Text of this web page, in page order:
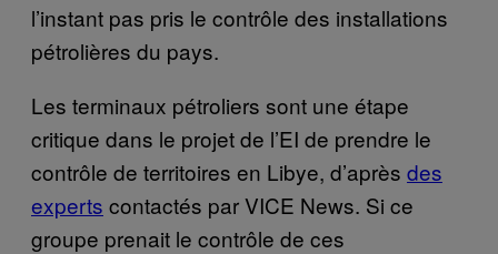
l’instant pas pris le contrôle des installations
pétrolières du pays.
Les terminaux pétroliers sont une étape
critique dans le projet de l’EI de prendre le
contrôle de territoires en Libye, d’après des
experts contactés par VICE News. Si ce
groupe prenait le contrôle de ces